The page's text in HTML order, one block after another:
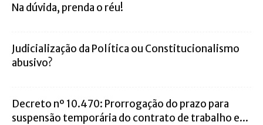
Na dúvida, prenda o réu!
Judicialização da Política ou Constitucionalismo
abusivo?
Decreto nº 10.470: Prorrogação do prazo para
suspensão temporária do contrato de trabalho e...